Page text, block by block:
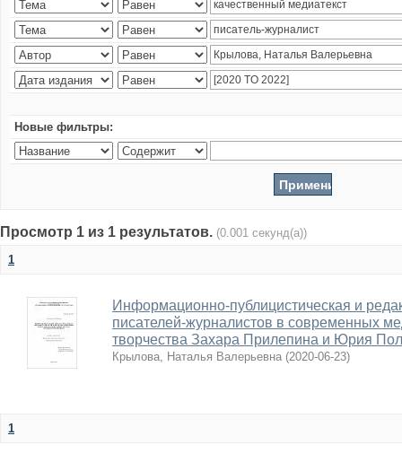
Новые фильтры:
Просмотр 1 из 1 результатов. (0.001 секунд(а))
1
Информационно-публицистическая и
писателей-журналистов в современных
творчества Захара Прилепина и Юрия
Крылова, Наталья Валерьевна (2020-06-23)
1